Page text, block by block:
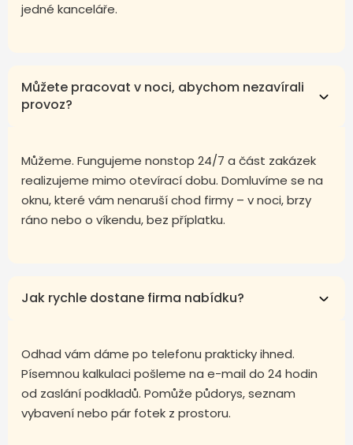
jedné kanceláře.
Můžete pracovat v noci, abychom nezavírali
provoz?
Můžeme. Fungujeme nonstop 24/7 a část zakázek
realizujeme mimo otevírací dobu. Domluvíme se na
oknu, které vám nenaruší chod firmy – v noci, brzy
ráno nebo o víkendu, bez příplatku.
Jak rychle dostane firma nabídku?
Odhad vám dáme po telefonu prakticky ihned.
Písemnou kalkulaci pošleme na e-mail do 24 hodin
od zaslání podkladů. Pomůže půdorys, seznam
vybavení nebo pár fotek z prostoru.